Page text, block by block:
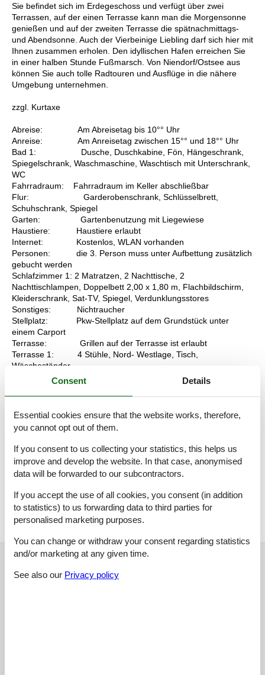
Sie befindet sich im Erdegeschoss und verfügt über zwei
Terrassen, auf der einen Terrasse kann man die Morgensonne
genießen und auf der zweiten Terrasse die spätnachmittags-
und Abendsonne. Auch der Vierbeinige Liebling darf sich hier mit
Ihnen zusammen erholen. Den idyllischen Hafen erreichen Sie
in einer halben Stunde Fußmarsch. Von Niendorf/Ostsee aus
können Sie auch tolle Radtouren und Ausflüge in die nähere
Umgebung unternehmen.
zzgl. Kurtaxe
Abreise: Am Abreisetag bis 10°° Uhr
Anreise: Am Anreisetag zwischen 15°° und 18°° Uhr
Bad 1: Dusche, Duschkabine, Fön, Hängeschrank,
Spiegelschrank, Waschmaschine, Waschtisch mit Unterschrank,
WC
Fahrradraum: Fahrradraum im Keller abschließbar
Flur: Garderobenschrank, Schlüsselbrett,
Schuhschrank, Spiegel
Garten: Gartenbenutzung mit Liegewiese
Haustiere: Haustiere erlaubt
Internet: Kostenlos, WLAN vorhanden
Personen: die 3. Person muss unter Aufbettung zusätzlich
gebucht werden
Schlafzimmer 1: 2 Matratzen, 2 Nachttische, 2
Nachttischlampen, Doppelbett 2,00 x 1,80 m, Flachbildschirm,
Kleiderschrank, Sat-TV, Spiegel, Verdunklungsstores
Sonstiges: Nichtraucher
Stellplatz: Pkw-Stellplatz auf dem Grundstück unter
einem Carport
Terrasse: Grillen auf der Terrasse ist erlaubt
Terrasse 1: 4 Stühle, Nord- Westlage, Tisch,
Wäscheständer
Terrasse 2: 2 Liegestühle, Ostlage, Sonnenschirm
Backofen, 4 Stühle, Blu-Ray-Player, Bücher, Couchtisch,
Eckcouch, Einbauküche, Esstisch, Geschirr, Kaffeemaschine,
Kühlschrank mit 3* Gefrierfach, Mikrowelle, Sat-TV,
Spülmaschine, Stehlampe, Stereoanlage mit CD-Player, Telefon,
Töpfe, Tresentisch, TV-Anrichte, TV-Surround-Anlage,
Wasserkocher
Wäsche: Bett- und Badwäsche gegen eine Gebühr und
kann unter Extra-Leistungen zusätzlich gebucht werden
Wischer, Eimer
External reviews
Consent Details
Essential cookies ensure that the website works, therefore,
you cannot opt out of them.
If you consent to us collecting your statistics, this helps us
improve and develop the website. In that case, anonymised
data will be forwarded to our subcontractors.
If you accept the use of all cookies, you consent (in addition
to statistics) to us forwarding data to third parties for
personalised marketing purposes.
You can change or withdraw your consent regarding statistics
and/or marketing at any given time.
See also our Privacy policy